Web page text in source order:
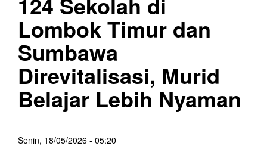
Lombok Timur dan
Sumbawa
Direvitalisasi, Murid
Belajar Lebih Nyaman
Senin, 18/05/2026 - 05:20